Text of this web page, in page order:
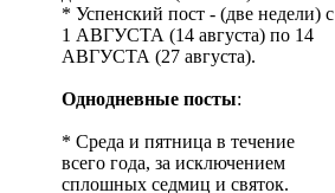
* Успенский пост - (две недели) с
1 АВГУСТА (14 августа) по 14
АВГУСТА (27 августа).
Однодневные посты:
* Среда и пятница в течение
всего года, за исключением
сплошных седмиц и святок.